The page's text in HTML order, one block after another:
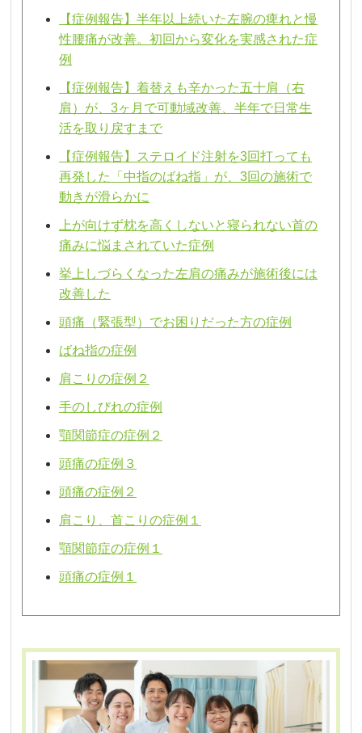
【症例報告】半年以上続いた左腕の痺れと慢
性腰痛が改善。初回から変化を実感された症
例
【症例報告】着替えも辛かった五十肩（右
肩）が、3ヶ月で可動域改善、半年で日常生
活を取り戻すまで
【症例報告】ステロイド注射を3回打っても
再発した「中指のばね指」が、3回の施術で
動きが滑らかに
上が向けず枕を高くしないと寝られない首の
痛みに悩まされていた症例
挙上しづらくなった左肩の痛みが施術後には
改善した
頭痛（緊張型）でお困りだった方の症例
ばね指の症例
肩こりの症例２
手のしびれの症例
顎関節症の症例２
頭痛の症例３
頭痛の症例２
肩こり、首こりの症例１
顎関節症の症例１
頭痛の症例１